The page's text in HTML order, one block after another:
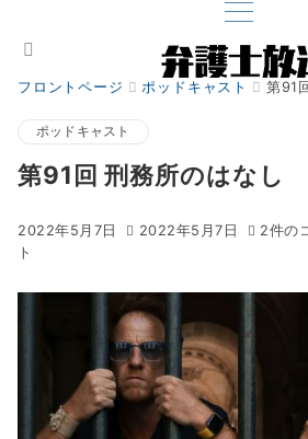
フロントページ ポッドキャスト 第91
ポッドキャスト
第91回 刑務所のはなし
2022年5月7日 2022年5月7日
第
刑
第
刑
2件の
ト